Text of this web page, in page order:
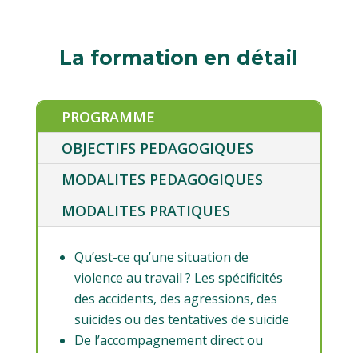
La formation en détail
PROGRAMME
OBJECTIFS PEDAGOGIQUES
MODALITES PEDAGOGIQUES
MODALITES PRATIQUES
Qu’est-ce qu’une situation de
violence au travail ? Les spécificités
des accidents, des agressions, des
suicides ou des tentatives de suicide
De l’accompagnement direct ou